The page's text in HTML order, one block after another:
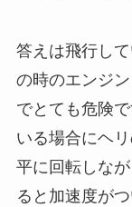
答えは飛行し
の時のエンジ
でとても危険
いる場合にヘ
平に回転しな
ると加速度が